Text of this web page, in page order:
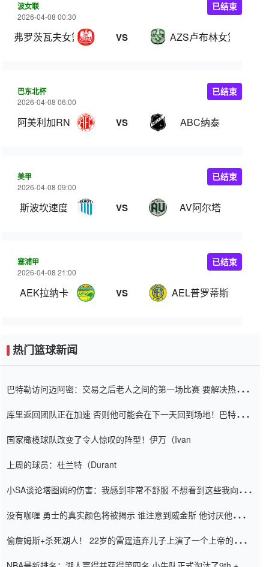
波女联
2026-04-08 00:30
弗罗茨瓦夫女篮 VS AZS卢布林女篮
已结束
巴东北杯
2026-04-08 06:00
阿美利加RN VS ABC纳泰
已结束
美甲
2026-04-08 09:00
斯波坎速度 VS AV阿尔塔
已结束
塞浦甲
2026-04-08 21:00
AEK拉纳卡 VS AEL普罗蒂斯
已结束
热门篮球新闻
巴特勒访问迈阿密：交易之后老人之间的第一场比赛 要解决热情的
库里返回团队正在加速 否则他可能会在下一天回到场地！巴特勒迈
国家橄榄球队改变了令人惊叹的阵型！伊万（Ivan
上周的球员：杜兰特（Durant
小SA谈论塔图姆的伤害：我感到非常不舒服 不想看到这些我向他
没有咖喱 勇士的真实颜色将被揭示 谁注意到威金斯 他讨厌他的老
偷詹姆斯+杀死湖人！ 22岁的雷霆遗弃儿子上演了一个上帝的剧